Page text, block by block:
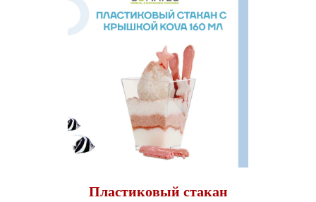
Пластиковый стакан